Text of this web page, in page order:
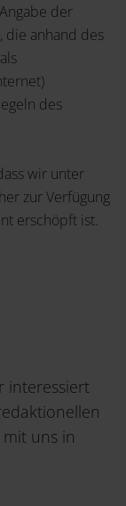
der
die anhand des
des
wir unter
zur Verfügung
erschöpft ist.
interessiert
mit uns in